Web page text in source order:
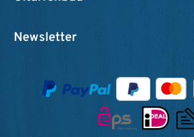
Newsletter